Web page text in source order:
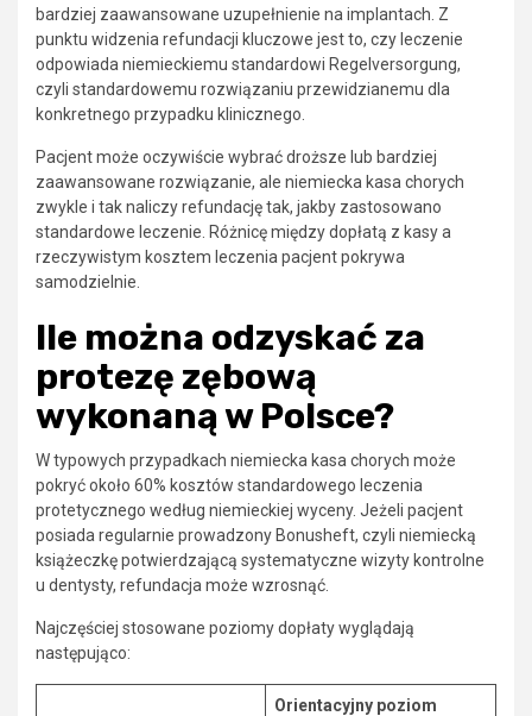
bardziej zaawansowane uzupełnienie na implantach. Z
punktu widzenia refundacji kluczowe jest to, czy leczenie
odpowiada niemieckiemu standardowi Regelversorgung,
czyli standardowemu rozwiązaniu przewidzianemu dla
konkretnego przypadku klinicznego.
Pacjent może oczywiście wybrać droższe lub bardziej
zaawansowane rozwiązanie, ale niemiecka kasa chorych
zwykle i tak naliczy refundację tak, jakby zastosowano
standardowe leczenie. Różnicę między dopłatą z kasy a
rzeczywistym kosztem leczenia pacjent pokrywa
samodzielnie.
Ile można odzyskać za
protezę zębową
wykonaną w Polsce?
W typowych przypadkach niemiecka kasa chorych może
pokryć około 60% kosztów standardowego leczenia
protetycznego według niemieckiej wyceny. Jeżeli pacjent
posiada regularnie prowadzony Bonusheft, czyli niemiecką
książeczkę potwierdzającą systematyczne wizyty kontrolne
u dentysty, refundacja może wzrosnąć.
Najczęściej stosowane poziomy dopłaty wyglądają
następująco:
Orientacyjny poziom